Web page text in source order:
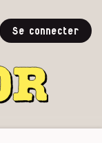
Se connecter